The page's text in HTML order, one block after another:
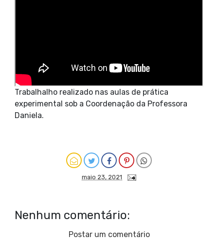
Trabalhalho realizado nas aulas de prática
experimental sob a Coordenação da Professora
Daniela.
maio 23, 2021
Nenhum comentário:
Postar um comentário